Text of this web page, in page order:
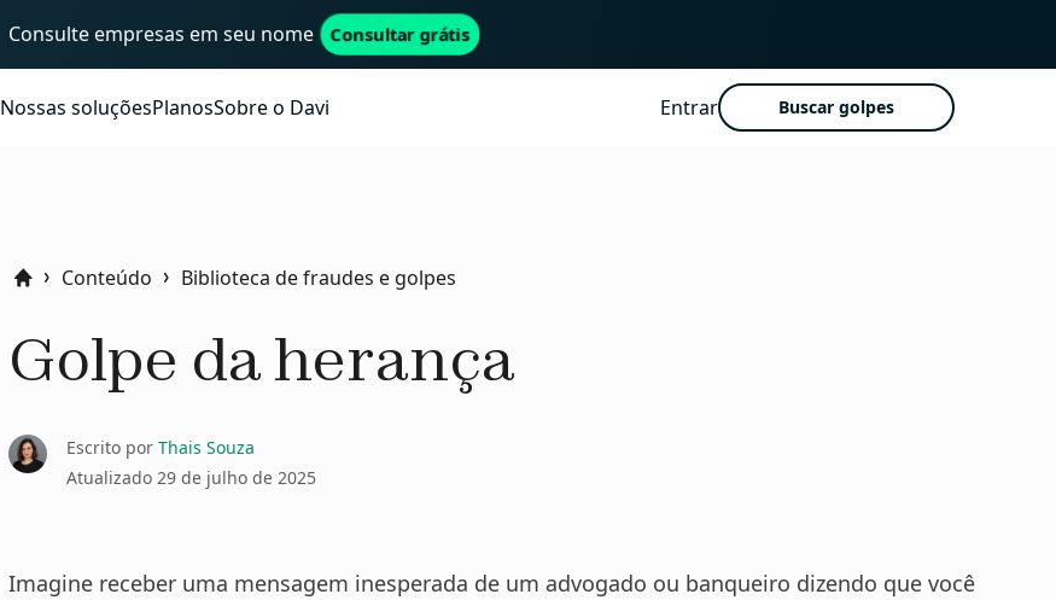
Consulte empresas em seu nome Consultar grátis
Nossas soluçõesPlanosSobre o Davi Entrar Buscar golpes
HomeConteúdo Biblioteca de fraudes e golpes
Golpe da herança
Escrito por Thais Souza
Atualizado 29 de julho de 2025
Imagine receber uma mensagem inesperada de um advogado ou banqueiro dizendo que você